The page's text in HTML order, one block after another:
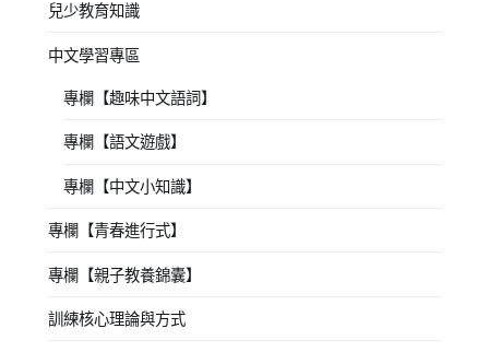
兒少教育知識
中文學習專區
專欄【趣味中文語詞】
專欄【語文遊戲】
專欄【中文小知識】
專欄【青春進行式】
專欄【親子教養錦囊】
訓練核心理論與方式